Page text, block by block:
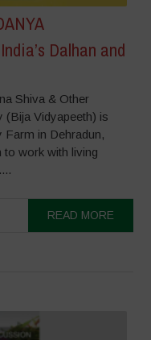
Dalhan and
Shiva & Other
(Bija Vidyapeeth) is
Farm in Dehradun,
to work with living
READ MORE